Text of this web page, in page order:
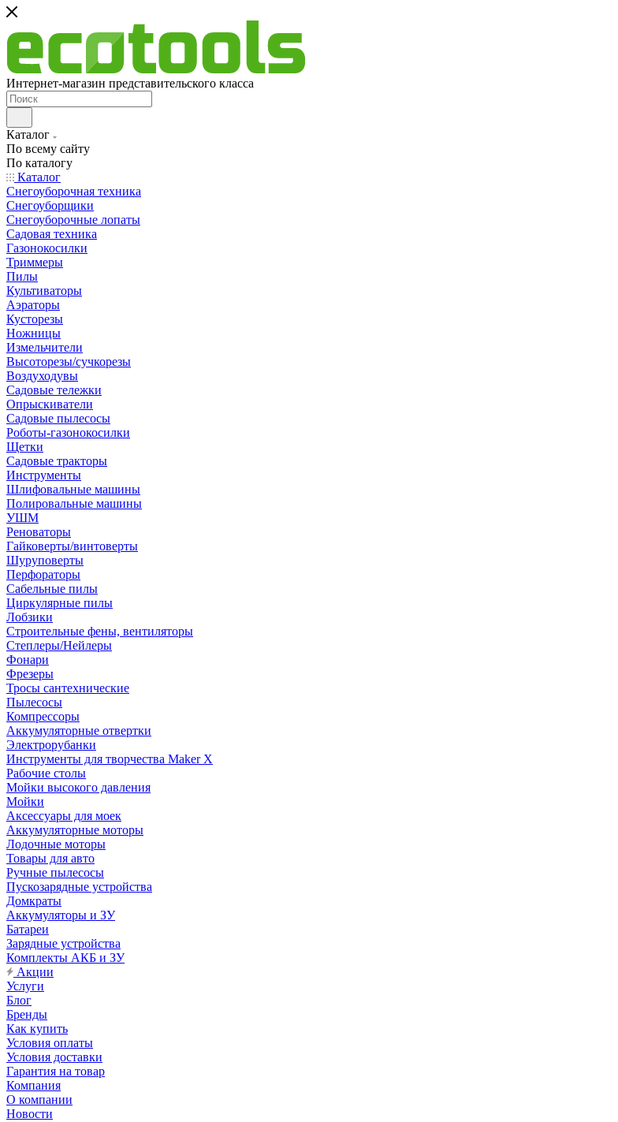
Интернет-магазин представительского класса
Каталог
По всему сайту
По каталогу
Каталог
Снегоуборочная техника
Снегоуборщики
Снегоуборочные лопаты
Садовая техника
Газонокосилки
Триммеры
Пилы
Культиваторы
Аэраторы
Кусторезы
Ножницы
Измельчители
Высоторезы/сучкорезы
Воздуходувы
Садовые тележки
Опрыскиватели
Садовые пылесосы
Роботы-газонокосилки
Щетки
Садовые тракторы
Инструменты
Шлифовальные машины
Полировальные машины
УШМ
Реноваторы
Гайковерты/винтоверты
Шуруповерты
Перфораторы
Сабельные пилы
Циркулярные пилы
Лобзики
Строительные фены, вентиляторы
Степлеры/Нейлеры
Фонари
Фрезеры
Тросы сантехнические
Пылесосы
Компрессоры
Аккумуляторные отвертки
Электрорубанки
Инструменты для творчества Maker X
Рабочие столы
Мойки высокого давления
Мойки
Аксессуары для моек
Аккумуляторные моторы
Лодочные моторы
Товары для авто
Ручные пылесосы
Пускозарядные устройства
Домкраты
Аккумуляторы и ЗУ
Батареи
Зарядные устройства
Комплекты АКБ и ЗУ
Акции
Услуги
Блог
Бренды
Как купить
Условия оплаты
Условия доставки
Гарантия на товар
Компания
О компании
Новости